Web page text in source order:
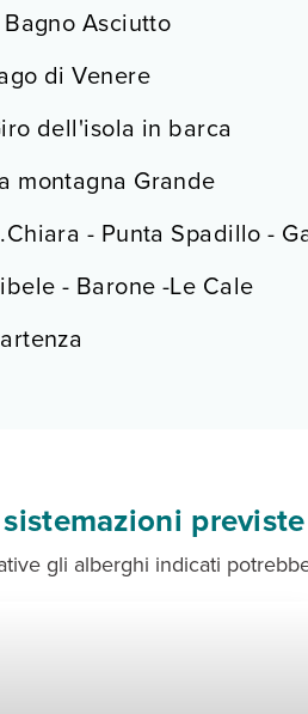
Asciutto
di Venere
dell'isola in barca
montagna Grande
- Punta Spadillo -
- Barone -Le Cale
previste
gli alberghi indicati